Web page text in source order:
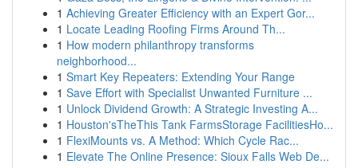
1 Achieving Greater Efficiency with an Expert Gor...
1 Locate Leading Roofing Firms Around Th...
1 How modern philanthropy transforms
neighborhood...
1 Smart Key Repeaters: Extending Your Range
1 Save Effort with Specialist Unwanted Furniture ...
1 Unlock Dividend Growth: A Strategic Investing A...
1 Houston'sTheThis Tank FarmsStorage FacilitiesHo...
1 FlexiMounts vs. A Method: Which Cycle Rac...
1 Elevate The Online Presence: Sioux Falls Web De...